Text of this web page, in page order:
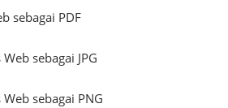
sebagai PDF
sebagai JPG
sebagai PNG